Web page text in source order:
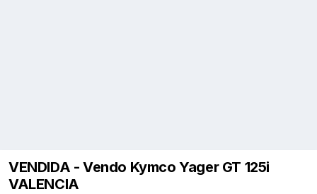
VENDIDA - Vendo Kymco Yager GT 125i
VALENCIA